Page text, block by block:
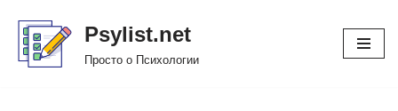
Перейти
Psylist.net
Просто о Психологии